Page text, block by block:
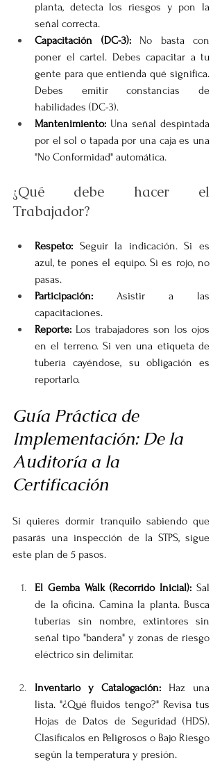
planta, detecta los riesgos y pon la
señal correcta.
Capacitación (DC-3): No basta con
poner el cartel. Debes capacitar a tu
gente para que entienda qué significa.
Debes emitir constancias de
habilidades (DC-3).
Mantenimiento: Una señal despintada
por el sol o tapada por una caja es una
"No Conformidad" automática.
¿Qué debe hacer el
Trabajador?
Respeto: Seguir la indicación. Si es
azul, te pones el equipo. Si es rojo, no
pasas.
Participación: Asistir a las
capacitaciones.
Reporte: Los trabajadores son los ojos
en el terreno. Si ven una etiqueta de
tubería cayéndose, su obligación es
reportarlo.
Guía Práctica de
Implementación: De la
Auditoría a la
Certificación
Si quieres dormir tranquilo sabiendo que
pasarás una inspección de la STPS, sigue
este plan de 5 pasos.
El Gemba Walk (Recorrido Inicial): Sal
de la oficina. Camina la planta. Busca
tuberías sin nombre, extintores sin
señal tipo "bandera" y zonas de riesgo
eléctrico sin delimitar.
Inventario y Catalogación: Haz una
lista. "¿Qué fluidos tengo?" Revisa tus
Hojas de Datos de Seguridad (HDS).
Clasifícalos en Peligrosos o Bajo Riesgo
según la temperatura y presión.